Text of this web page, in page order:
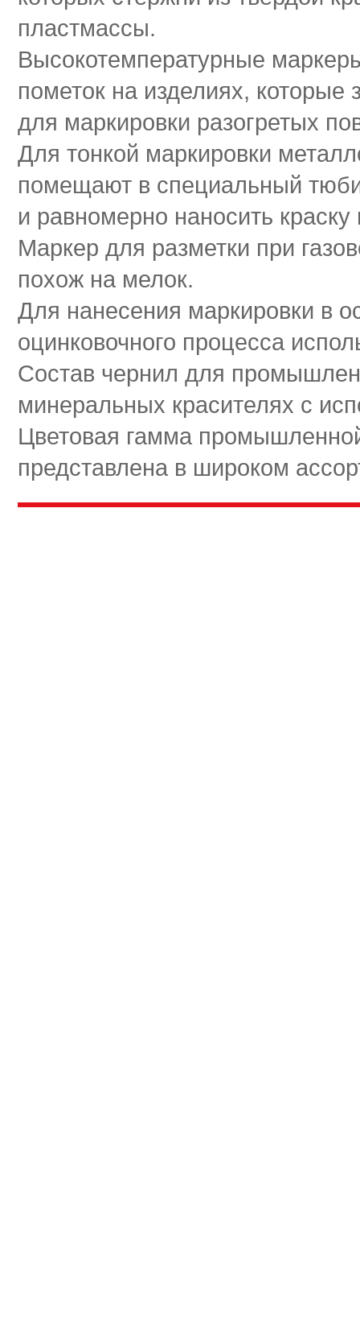
пластмассы.
Высокотемпературные
пометок на изделиях, которые
для маркировки разогретых
Для тонкой маркировки
помещают в специальный
и равномерно наносить краску
Маркер для разметки при
похож на мелок.
Для нанесения маркировки в
оцинковочного процесса
Состав чернил для
минеральных красителях с
Цветовая гамма
представлена в широком